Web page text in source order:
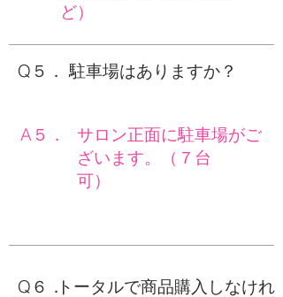
ど）
Q５． 駐車場はありますか？
サロン正面に駐車場がご
ざいます。（７台
可）
A５．
トータルで商品購入しなけれ
Q６．